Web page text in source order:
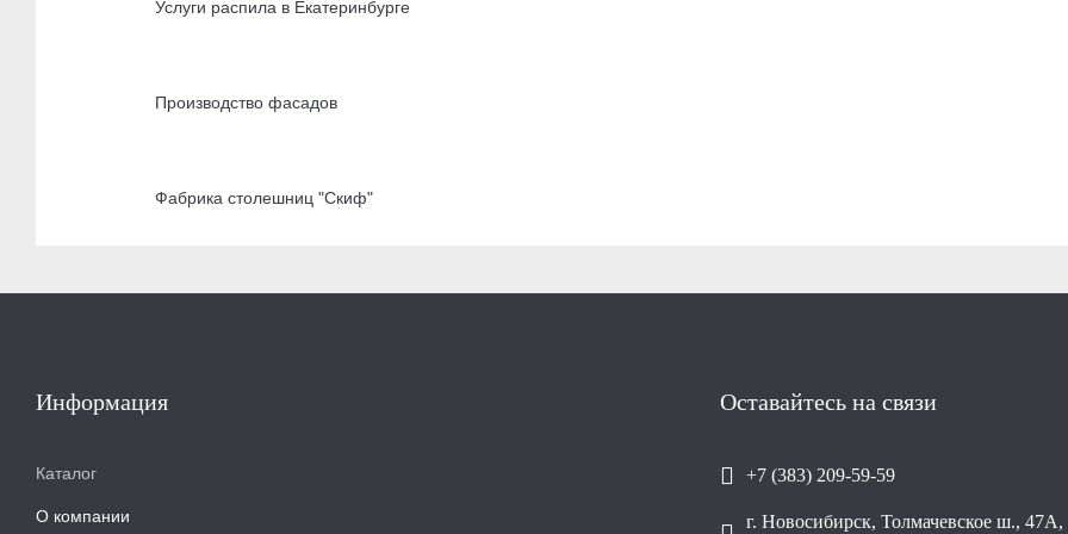
Услуги распила в Екатеринбурге
Производство фасадов
Фабрика столешниц "Скиф"
Информация
Каталог
О компании
Оставайтесь на связи
+7 (383) 209-59-59
г. Новосибирск, Толмачевское ш., 47А,